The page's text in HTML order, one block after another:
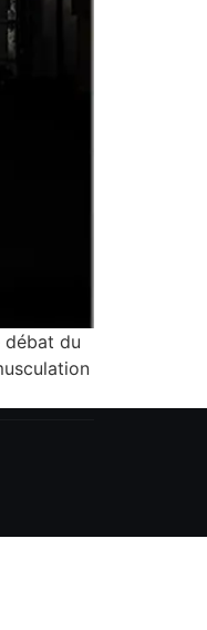
débat du